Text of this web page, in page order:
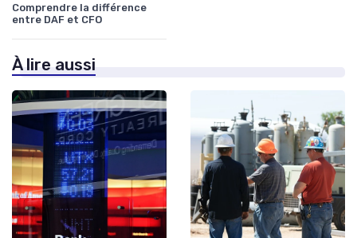
Comprendre la différence
entre DAF et CFO
À lire aussi